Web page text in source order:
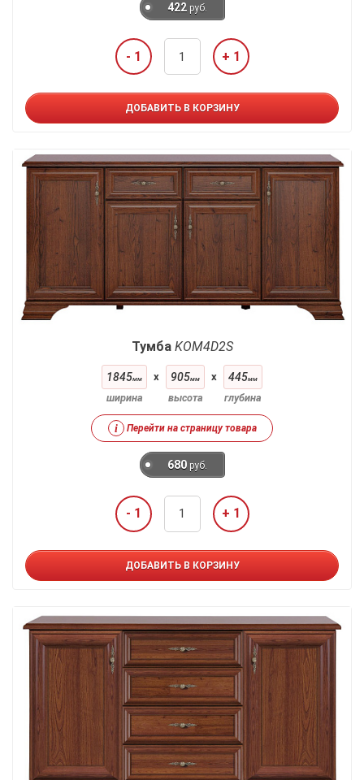
422 руб.
- 1 + 1
ДОБАВИТЬ В КОРЗИНУ
Тумба KOM4D2S
1845мм
ширина
x 905мм
высота
x 445мм
глубина
i Перейти на страницу товара
680 руб.
- 1 + 1
ДОБАВИТЬ В КОРЗИНУ